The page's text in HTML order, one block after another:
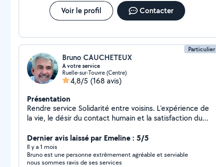
Voir le profil Contacter
Particulier
Bruno CAUCHETEUX
A votre service
Ruelle-sur-Touvre (Centre)
4,8/5 (168 avis)
Présentation
Rendre service Solidarité entre voisins. L'expérience de
la vie, le désir du contact humain et la satisfaction du
dire gratuité.....
Dernier avis laissé par Emeline : 5/5
Il y a 1 mois
Bruno est une personne extrêmement agréable et serviable
nous sommes ravis de ses services